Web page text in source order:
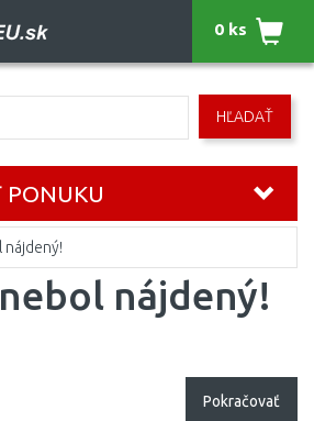
HĽADAŤ
0 ks
PONUKU
nájdený!
nájdený!
Pokračovať